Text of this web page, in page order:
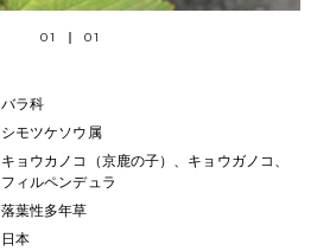
01 01
バラ科
シモツケソウ属
キョウカノコ（京鹿の子）、キョウガノコ、
フィルペンデュラ
落葉性多年草
日本